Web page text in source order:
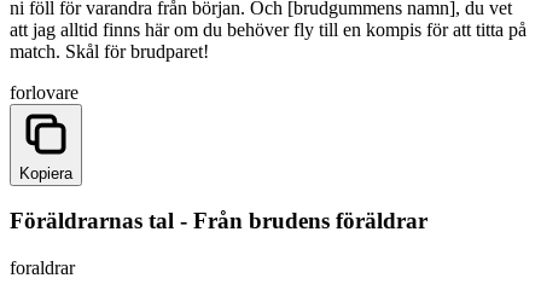
ni föll för varandra från början. Och [brudgummens namn], du vet
att jag alltid finns här om du behöver fly till en kompis för att titta på
match. Skål för brudparet!
forlovare
Kopiera
Föräldrarnas tal - Från brudens föräldrar
foraldrar